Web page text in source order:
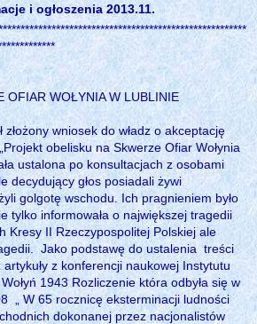
i ogłoszenia 2013.11.
OFIAR WOŁYNIA W LUBLINIE
złożony wniosek do władz o akceptację
obelisku na Skwerze Ofiar Wołynia
ustalona po konsultacjach z osobami
decydujący głos posiadali żywi
golgotę wschodu. Ich pragnieniem było
tylko informowała o największej tragedii
Kresy II Rzeczypospolitej Polskiej ale
Jako podstawę do ustalenia treści
z konferencji naukowej Instytutu
1943 Rozliczenie która odbyła się w
„ W 65 rocznicę eksterminacji ludności
dokonanej przez nacjonalistów